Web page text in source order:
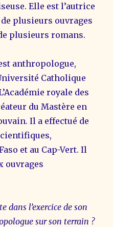
Elle est l’autrice
plusieurs ouvrages
plusieurs romans.
anthropologue,
Catholique
royale des
du Mastère en
Il a effectué de
et au Cap-Vert. Il
ouvrages
dans l’exercice de son
sur son terrain ?